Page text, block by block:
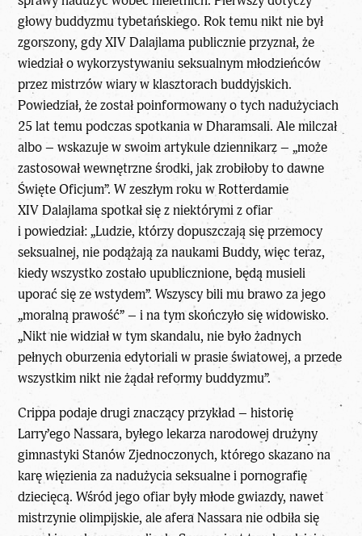
głowy buddyzmu tybetańskiego. Rok temu nikt nie był
zgorszony, gdy XIV Dalajlama publicznie przyznał, że
wiedział o wykorzystywaniu seksualnym młodzieńców
przez mistrzów wiary w klasztorach buddyjskich.
Powiedział, że został poinformowany o tych nadużyciach
25 lat temu podczas spotkania w Dharamsali. Ale milczał
albo – wskazuje w swoim artykule dziennikarz – „może
zastosował wewnętrzne środki, jak zrobiłoby to dawne
Święte Oficjum”. W zeszłym roku w Rotterdamie
XIV Dalajlama spotkał się z niektórymi z ofiar
i powiedział: „Ludzie, którzy dopuszczają się przemocy
seksualnej, nie podążają za naukami Buddy, więc teraz,
kiedy wszystko zostało upublicznione, będą musieli
uporać się ze wstydem”. Wszyscy bili mu brawo za jego
„moralną prawość” – i na tym skończyło się widowisko.
„Nikt nie widział w tym skandalu, nie było żadnych
pełnych oburzenia edytoriali w prasie światowej, a przede
wszystkim nikt nie żądał reformy buddyzmu”.
Crippa podaje drugi znaczący przykład – historię
Larry’ego Nassara, byłego lekarza narodowej drużyny
gimnastyki Stanów Zjednoczonych, którego skazano na
karę więzienia za nadużycia seksualne i pornografię
dziecięcą. Wśród jego ofiar były młode gwiazdy, nawet
mistrzynie olimpijskie, ale afera Nassara nie odbiła się